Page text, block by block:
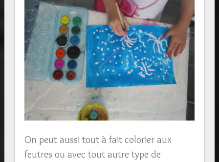
On peut aussi tout à fait colorier aux
feutres ou avec tout autre type de